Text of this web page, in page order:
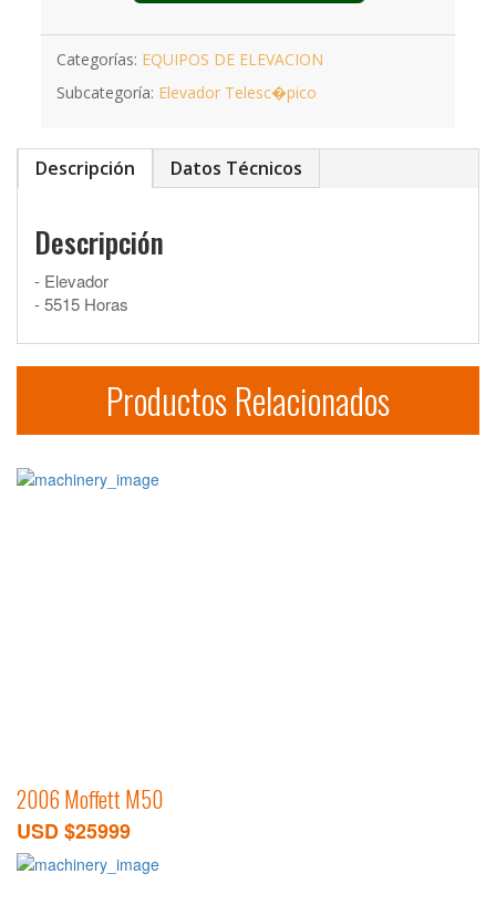
Categorías: EQUIPOS DE ELEVACION
Subcategoría: Elevador Telesc�pico
Descripción Datos Técnicos
Descripción
- Elevador
- 5515 Horas
Productos Relacionados
2006 Moffett M50
USD $25999